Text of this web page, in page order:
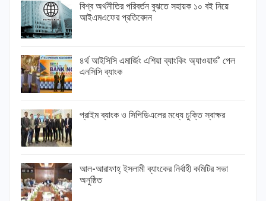
বিশ্ব অর্থনীতির পরিবর্তন বুঝতে সহায়ক ১০ বই নিয়ে
আইএমএফের প্রতিবেদন
৪র্থ আইসিসি এমার্জিং এশিয়া ব্যাংকিং অ্যাওয়ার্ড’ পেল
এনসিসি ব্যাংক
প্রাইম ব্যাংক ও সিপিডিএলের মধ্যে চুক্তি স্বাক্ষর
আল-আরাফাহ্ ইসলামী ব্যাংকের নির্বাহী কমিটির সভা
অনুষ্ঠিত